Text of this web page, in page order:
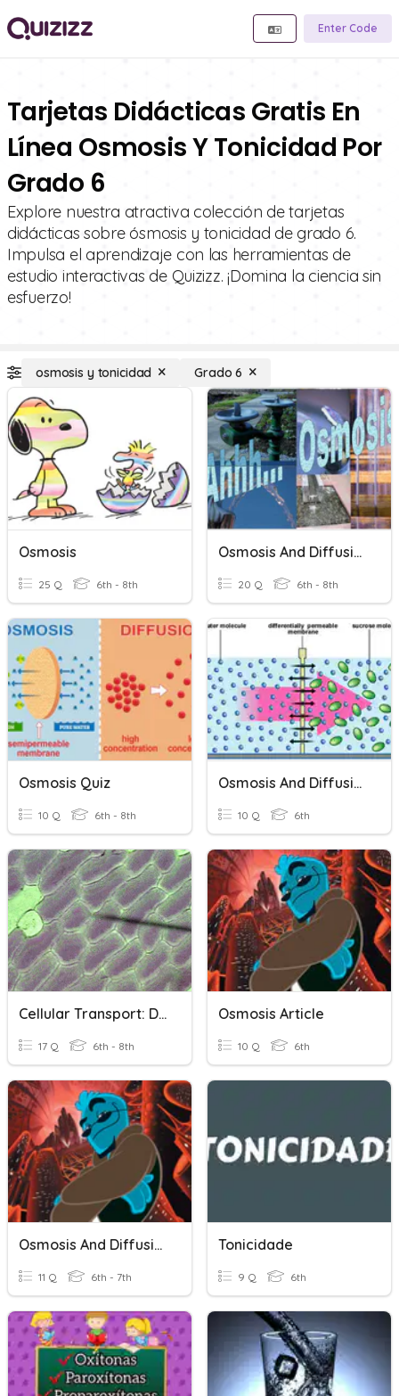
Enter Code
Tarjetas Didácticas Gratis En
Línea Osmosis Y Tonicidad Por
Grado 6
Explore nuestra atractiva colección de tarjetas
didácticas sobre ósmosis y tonicidad de grado 6.
Impulsa el aprendizaje con las herramientas de
estudio interactivas de Quizizz. ¡Domina la ciencia sin
esfuerzo!
osmosis y tonicidad Grado 6
Osmosis
25 Q 6th - 8th
Osmosis And Diffusion
20 Q 6th - 8th
Osmosis Quiz
10 Q 6th - 8th
Osmosis And Diffusion
10 Q 6th
Cellular Transport: Diffusion & Osmosis
17 Q 6th - 8th
Osmosis Article
10 Q 6th
Osmosis And Diffusion
11 Q 6th - 7th
Tonicidade
9 Q 6th